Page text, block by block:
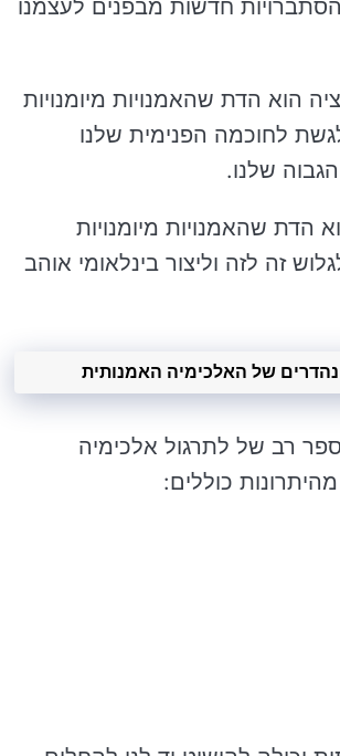
הסתברויות חדשות מבפנים לעצמנו
הוא הדת שהאמנויות מיומנויות
לחוכמה הפנימית שלנו
שלנו.
הדת שהאמנויות מיומנויות
זה לזה וליצור בינלאומי אוהב
נהדרים של האלכימיה האמנותית
רב של לתרגול אלכימיה
כוללים: